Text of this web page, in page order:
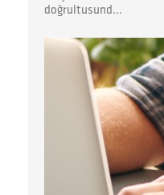
doğrultusund...